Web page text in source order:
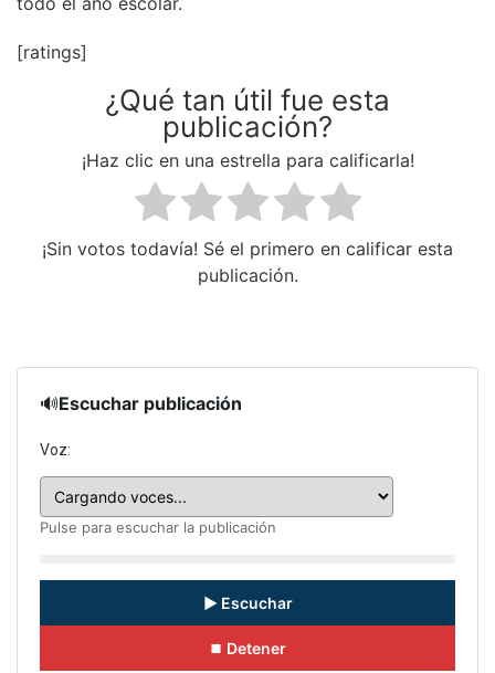
[ratings]
¿Qué tan útil fue esta
publicación?
¡Haz clic en una estrella para calificarla!
¡Sin votos todavía! Sé el primero en calificar esta
publicación.
🔊Escuchar publicación
Voz:
Pulse para escuchar la publicación
▶ Escuchar
⏹ Detener